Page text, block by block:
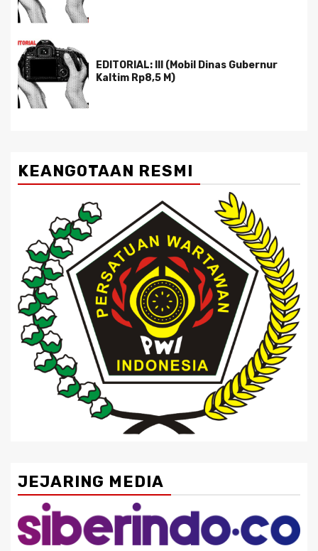
EDITORIAL: III (Mobil Dinas Gubernur
Kaltim Rp8,5 M)
KEANGOTAAN RESMI
JEJARING MEDIA